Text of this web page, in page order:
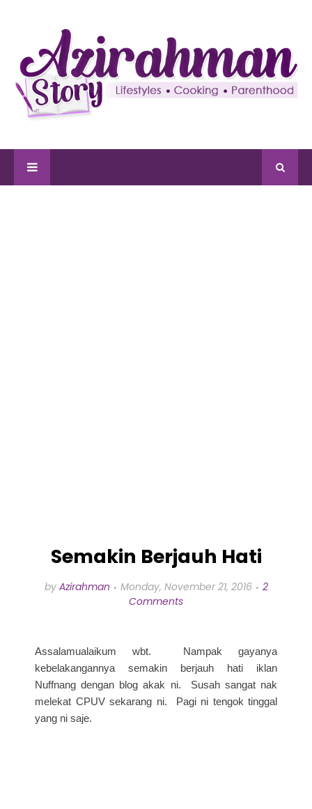
Semakin Berjauh Hati
by Azirahman Monday, November 21, 2016
2
Comments
Assalamualaikum wbt. Nampak gayanya
kebelakangannya semakin berjauh hati iklan
Nuffnang dengan blog akak ni. Susah sangat nak
melekat CPUV sekarang ni. Pagi ni tengok tinggal
yang ni saje.